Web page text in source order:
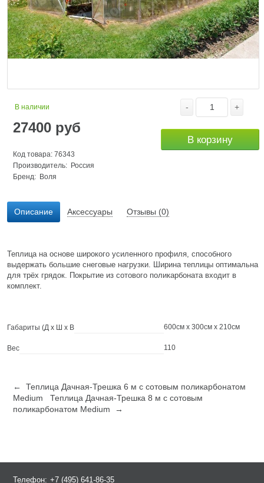
В наличии
27400 руб
Код товара: 76343
Производитель: Россия
Бренд: Воля
- +
В корзину
Описание Аксессуары Отзывы (0)
Теплица на основе широкого усиленного профиля, способного
выдержать большие снеговые нагрузки. Ширина теплицы оптимальна
для трёх грядок. Покрытие из сотового поликарбоната входит в
комплект.
Габариты (Д х Ш х В 600см x 300см x 210см
Вес 110
← Теплица Дачная-Трешка 6 м с сотовым поликарбонатом
Medium
Теплица Дачная-Трешка 8 м с сотовым
поликарбонатом Medium →
Телефон: +7 (495) 641-86-35